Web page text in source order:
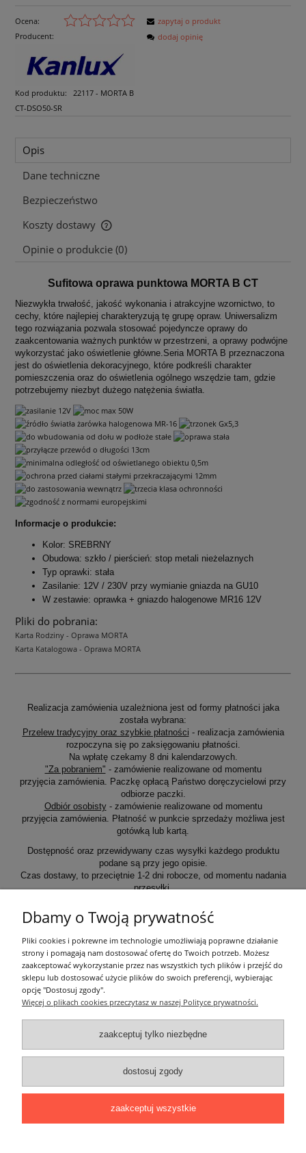
Ocena:
Producent:
Kod produktu:
22117 - MORTA B
CT-DSO50-SR
zapytaj o produkt
dodaj opinię
Opis
Dane techniczne
Bezpieczeństwo
Koszty dostawy
Cena nie zawiera ewentualnych kosztów płatności
Opinie o produkcie (0)
Sufitowa oprawa punktowa MORTA B CT
Niezwykła trwałość, jakość wykonania i atrakcyjne wzornictwo, to
cechy, które najlepiej charakteryzują tę grupę opraw. Uniwersalizm
tego rozwiązania pozwala stosować pojedyncze oprawy do
zaakcentowania ważnych punktów w przestrzeni, a oprawy podwójne
wykorzystać jako oświetlenie główne.Seria MORTA B przeznaczona
jest do oświetlenia dekoracyjnego, które podkreśli charakter
pomieszczenia oraz do oświetlenia ogólnego wszędzie tam, gdzie
potrzebujemy niezbyt dużego natężenia światła.
Informacje o produkcie:
Kolor: SREBRNY
Obudowa: szkło / pierścień: stop metali nieżelaznych
Typ oprawki: stała
Zasilanie: 12V / 230V przy wymianie gniazda na GU10
W zestawie: oprawka + gniazdo halogenowe MR16 12V
Pliki do pobrania:
Karta Rodziny - Oprawa MORTA
Karta Katalogowa - Oprawa MORTA
Realizacja zamówienia uzależniona jest od formy płatności jaka
została wybrana:
Przelew tradycyjny oraz szybkie płatności - realizacja zamówienia
rozpoczyna się po zaksięgowaniu płatności.
Na wpłatę czekamy 8 dni kalendarzowych.
"Za pobraniem" - zamówienie realizowane od momentu
przyjęcia zamówienia. Paczkę opłacą Państwo doręczycielowi przy
odbiorze paczki.
Odbiór osobisty- zamówienie realizowane od momentu
przyjęcia zamówienia. Płatność w punkcie sprzedaży możliwa jest
gotówką lub kartą.
Dostępność oraz przewidywany czas wysyłki każdego produktu
podane są przy jego opisie.
Czas dostawy, to przeciętnie 1-2 dni robocze, od momentu nadania
przesyłki.
Informacje ogólne
Zakupy
Moje konto
Pozostałe
Łatwy dojazd z Sopotu, Gdańska i Gdyni - przekonaj się i kup również na
miejscu!
ONELED, ul. Kasprowicza 4, 83-000 Pruszcz Gdański
e-mail: biuro@oneled.pl | tel.: 511-711-113 | tel.: 511-115-157 | tel.: 511-711-
Dbamy o Twoją prywatność
Pliki cookies i pokrewne im technologie umożliwiają poprawne działanie
strony i pomagają nam dostosować ofertę do Twoich potrzeb. Możesz
zaakceptować wykorzystanie przez nas wszystkich tych plików i przejść do
sklepu lub dostosować użycie plików do swoich preferencji, wybierając
opcję "Dostosuj zgody".
Więcej o plikach cookies przeczytasz w naszej Polityce prywatności.
zaakceptuj tylko niezbędne
dostosuj zgody
zaakceptuj wszystkie